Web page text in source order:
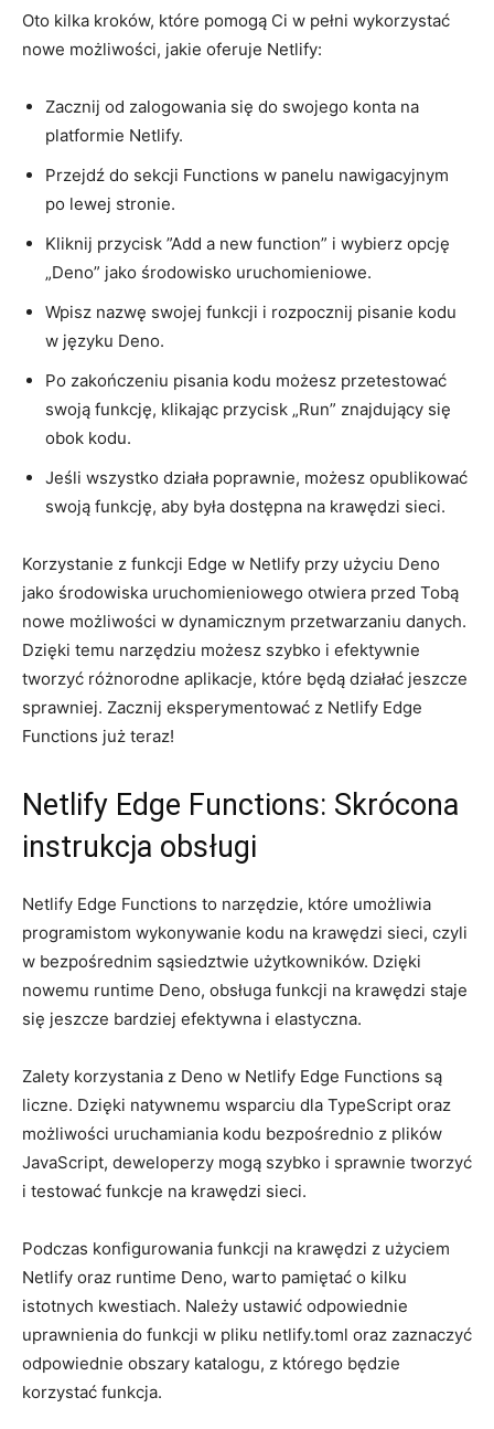
Oto kilka kroków, które pomogą Ci w ‌pełni wykorzystać​
nowe możliwości, ‍jakie⁢ oferuje Netlify:
Zacznij od zalogowania się do swojego konta na⁢
platformie Netlify.
Przejdź do sekcji Functions ​w panelu ⁢nawigacyjnym
po‌ lewej stronie.
Kliknij przycisk ‍”Add⁤ a new function” i wybierz opcję
„Deno” jako ⁣środowisko uruchomieniowe.
Wpisz nazwę swojej funkcji i ⁣rozpocznij pisanie‌ kodu⁣
w języku Deno.
Po ⁤zakończeniu ⁢pisania kodu możesz przetestować
swoją funkcję, klikając przycisk „Run” znajdujący się
obok kodu.
Jeśli ‍wszystko ⁣działa poprawnie, możesz opublikować​
swoją funkcję, aby była dostępna na krawędzi ⁣sieci.
Korzystanie z funkcji⁤ Edge w⁣ Netlify przy użyciu Deno
jako środowiska uruchomieniowego otwiera ⁤przed⁤ Tobą
nowe ​możliwości w dynamicznym ⁤przetwarzaniu danych.‍
Dzięki temu⁢ narzędziu możesz szybko i⁣ efektywnie
tworzyć różnorodne aplikacje, które będą⁤ działać‌ jeszcze‌
sprawniej. Zacznij eksperymentować z⁤ Netlify Edge
Functions już teraz!
Netlify Edge​ Functions: ‌Skrócona
instrukcja obsługi
Netlify ‍Edge Functions to‍ narzędzie, które⁤ umożliwia
programistom ⁤wykonywanie kodu ‍na krawędzi ​sieci, ⁢czyli
w bezpośrednim sąsiedztwie ⁤użytkowników. Dzięki
nowemu​ runtime Deno, obsługa⁢ funkcji na krawędzi staje
⁤się jeszcze ⁣bardziej efektywna i​ elastyczna.
Zalety korzystania z Deno ⁣w Netlify ‍Edge Functions są
liczne. Dzięki‍ natywnemu wsparciu dla ⁣TypeScript oraz
możliwości uruchamiania kodu bezpośrednio z plików
JavaScript, deweloperzy⁤ mogą szybko i sprawnie tworzyć
i⁢ testować funkcje na⁢ krawędzi sieci.
Podczas konfigurowania funkcji ‌na krawędzi z użyciem
Netlify ​oraz runtime Deno,⁣ warto pamiętać o kilku
istotnych kwestiach. ⁤Należy ustawić odpowiednie
‌uprawnienia​ do funkcji w pliku netlify.toml⁢ oraz zaznaczyć
odpowiednie obszary katalogu, z którego będzie
korzystać funkcja.